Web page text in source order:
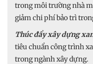
trong môi trường nhà
giảm chi phí bảo trì
Thúc đẩy xây dựng
tiêu chuẩn công trình
trong ngành xây dựng.